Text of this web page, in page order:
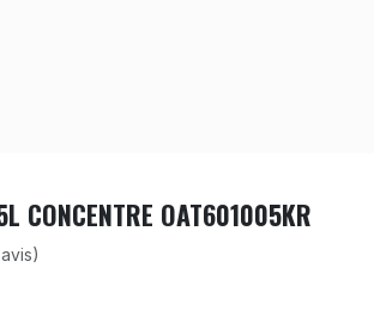
CONCENTRE OAT601005KR